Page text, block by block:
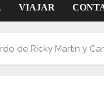
VIAJAR
de Ricky Martin y